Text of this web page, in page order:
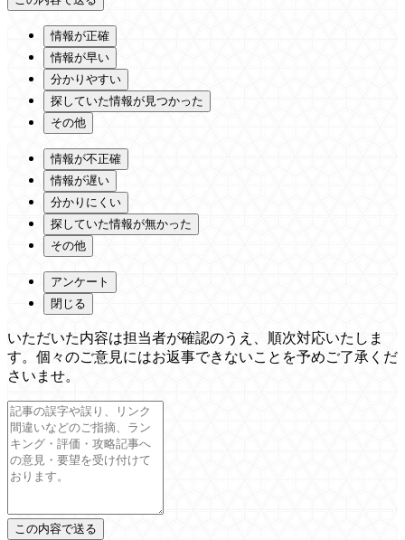
情報が正確
情報が早い
分かりやすい
探していた情報が見つかった
その他
情報が不正確
情報が遅い
分かりにくい
探していた情報が無かった
その他
アンケート
閉じる
いただいた内容は担当者が確認のうえ、順次対応いたしま
す。個々のご意見にはお返事できないことを予めご了承くだ
さいませ。